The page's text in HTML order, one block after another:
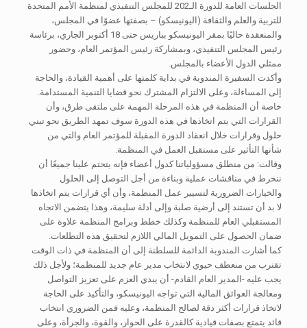
الجلسات العامة للدورة الـ202 للمجلس التنفيذي لمنظمة الأمم المتحدة
للتربية والعلم والثقافة (اليونيسكو) – بصفتها عضوًا في المجلس،
والمنعقدة حاليًا بمقر اليونيسكو بباريس حتى 18 أكتوبر الجاري، برئاسة
رئيس المجلس التنفيذي، وبمشاركة رئيس المؤتمر العام، وحضور
ممثلي الدول الأعضاء بالمجلس.
وأكدت السفيرة المندوبة في بداية كلمتها على أهمية القيادة، والحاجة
إلى المساءلة، وعلى الالتزام المشترك نحو قضايا التنمية المستدامة.
خاصة أن المنظمة في هذه المرحلة المهمة على ملتقى طرق، وأن
القرارات التي يتم اتخاذها في هذه الدورة سوف تمهد الطريق نحو تبني
حلول وقرارات خلال انعقاد الدورة المقبلة للمؤتمر العام والتي من
شأنها التأثير على مستقبل العمل في المنظمة.
وقالت: من منطلق مسؤولياتنا كدول أعضاء فإنه يتحتم علينا جميعًا أن
ننخرط في مناقشات عملية وبناءة من أجل التوصل إلى الحلول
والخيارات الضرورية لتسيير عمل المنظمة، وأن أي قرارات يتم اتخاذها
لا بد أن تستند إلى أرضية صلبة وإلى أدلة سليمة، وهذا يتضمن الاتجاه
المستقبلي العام للمنظمة وكذلك خطط وبرامج المنظمة علاوة على
ضمان الحصول على التمويل المالي اللازم لتحقيق هذه التطلعات.
كما أشارت المندوبة الدائمة للسلطنة إلى أن المنظمة في ذات الوقت
تقترب من منعطف حيوي لانتخاب مدير عام جديد للمنظمة؛ ولأجل ذلك
يجب عليه -المدير العام القادم- أن يبدي العزم على تعزيز التواصل
ومعالجة العوائق المالية التي تواجه اليونيسكو، والتأكيد على الحاجة
لاتخاذ قرارات أكثر دقة لصالح المنظمة، وعليه فمن الضروري انتخاب
قائد يتمتع بصفات قيادية كالقدرة على الحوار، والقوة، والجرأة، وعلى